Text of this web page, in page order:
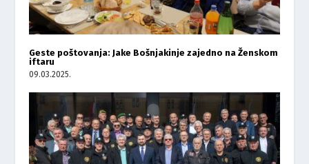
Geste poštovanja: Jake Bošnjakinje zajedno na Ženskom
iftaru
09.03.2025.